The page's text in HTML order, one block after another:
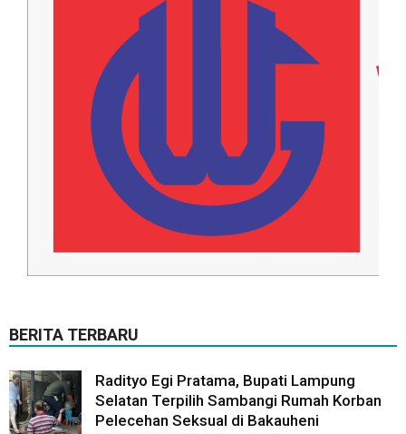
BERITA TERBARU
Radityo Egi Pratama, Bupati Lampung
Selatan Terpilih Sambangi Rumah Korban
Pelecehan Seksual di Bakauheni